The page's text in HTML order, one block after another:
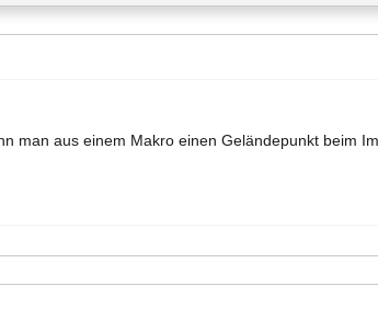
man aus einem Makro einen Geländepunkt beim